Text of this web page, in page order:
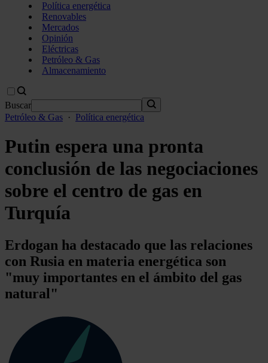
Política energética
Renovables
Mercados
Opinión
Eléctricas
Petróleo & Gas
Almacenamiento
Buscar
Petróleo & Gas · Política energética
Putin espera una pronta
conclusión de las negociaciones
sobre el centro de gas en
Turquía
Erdogan ha destacado que las relaciones
con Rusia en materia energética son
"muy importantes en el ámbito del gas
natural"